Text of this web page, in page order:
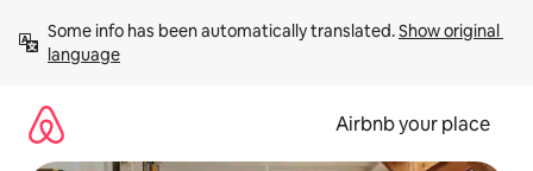
content
Some info has been automatically translated. Show original
language
Airbnb your place